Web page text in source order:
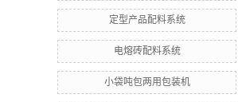
定型产品配料系统
电熔砖配料系统
小袋吨包两用包装机